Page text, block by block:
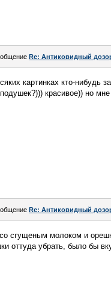
Re: Антиковидный
картинках кто-
красивое)) но
Re: Антиковидный
сгущеным молоком и
оттуда убрать, было бы